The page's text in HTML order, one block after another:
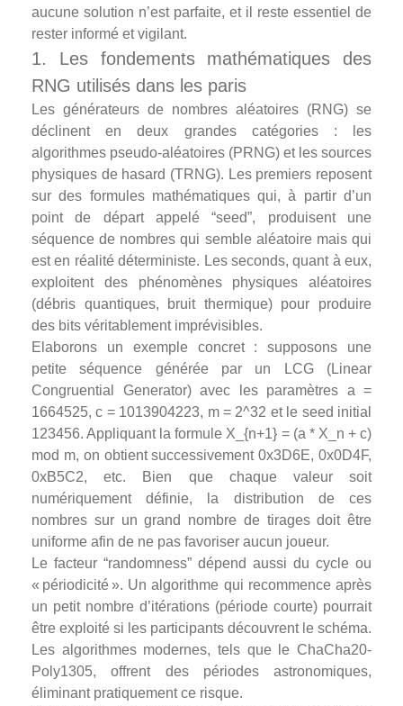
aucune solution n’est parfaite, et il reste essentiel de
rester informé et vigilant.
1. Les fondements mathématiques des
RNG utilisés dans les paris
Les générateurs de nombres aléatoires (RNG) se
déclinent en deux grandes catégories : les
algorithmes pseudo‑aléatoires (PRNG) et les sources
physiques de hasard (TRNG). Les premiers reposent
sur des formules mathématiques qui, à partir d’un
point de départ appelé “seed”, produisent une
séquence de nombres qui semble aléatoire mais qui
est en réalité déterministe. Les seconds, quant à eux,
exploitent des phénomènes physiques aléatoires
(débris quantiques, bruit thermique) pour produire
des bits véritablement imprévisibles.
Elaborons un exemple concret : supposons une
petite séquence générée par un LCG (Linear
Congruential Generator) avec les paramètres a =
1664525, c = 1013904223, m = 2^32 et le seed initial
123456. Appliquant la formule X_{n+1} = (a * X_n + c)
mod m, on obtient successivement 0x3D6E, 0x0D4F,
0xB5C2, etc. Bien que chaque valeur soit
numériquement définie, la distribution de ces
nombres sur un grand nombre de tirages doit être
uniforme afin de ne pas favoriser aucun joueur.
Le facteur “randomness” dépend aussi du cycle ou
« périodicité ». Un algorithme qui recommence après
un petit nombre d’itérations (période courte) pourrait
être exploité si les participants découvrent le schéma.
Les algorithmes modernes, tels que le ChaCha20-
Poly1305, offrent des périodes astronomiques,
éliminant pratiquement ce risque.